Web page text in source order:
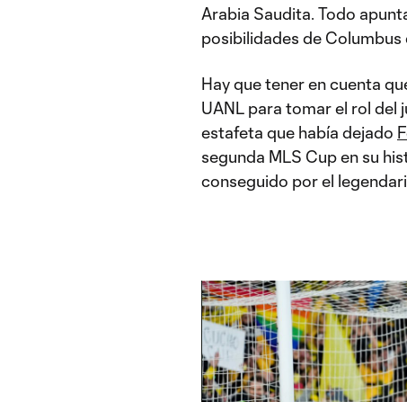
Arabia Saudita. Todo
posibilidades de Columbus
Hay que tener en cuenta
UANL para tomar el rol del
estafeta que había dejado
segunda MLS Cup en su
conseguido por el